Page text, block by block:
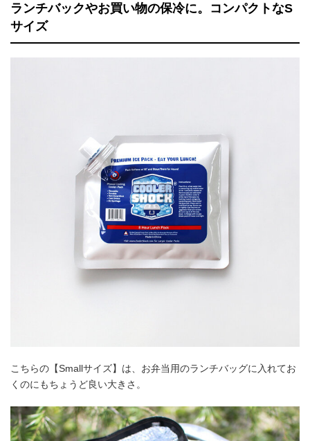
ランチバックやお買い物の保冷に。コンパクトなS
サイズ
こちらの【Smallサイズ】は、お弁当用のランチバッグに入れてお
くのにもちょうど良い大きさ。